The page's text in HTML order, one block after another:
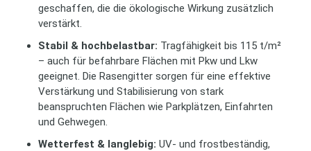
geschaffen, die die ökologische Wirkung zusätzlich
verstärkt.
Stabil & hochbelastbar: Tragfähigkeit bis 115 t/m²
– auch für befahrbare Flächen mit Pkw und Lkw
geeignet. Die Rasengitter sorgen für eine effektive
Verstärkung und Stabilisierung von stark
beanspruchten Flächen wie Parkplätzen, Einfahrten
und Gehwegen.
Wetterfest & langlebig: UV- und frostbeständig,